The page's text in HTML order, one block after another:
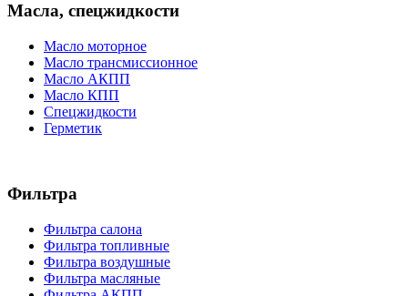
Масла, спецжидкости
Масло моторное
Масло трансмиссионное
Масло АКПП
Масло КПП
Спецжидкости
Герметик
Фильтра
Фильтра салона
Фильтра топливные
Фильтра воздушные
Фильтра масляные